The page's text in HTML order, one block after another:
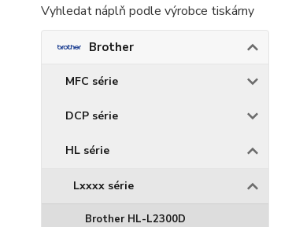
Vyhledat náplň podle výrobce tiskárny
Brother
MFC série
DCP série
HL série
Lxxxx série
Brother HL-L2300D